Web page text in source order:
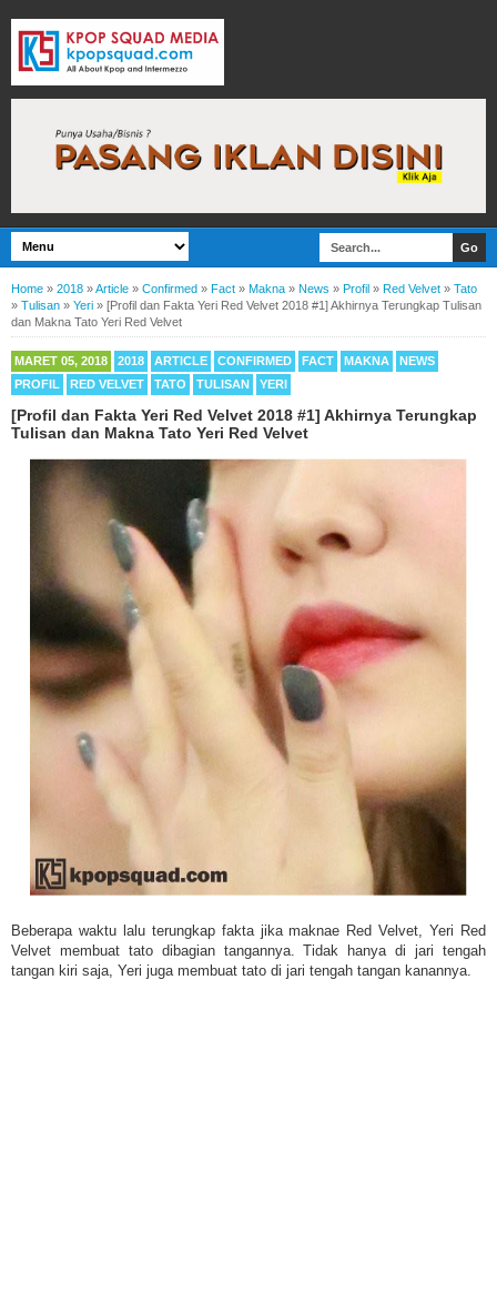
Home » 2018 »Article » Confirmed » Fact » Makna » News » Profil » Red Velvet » Tato
» Tulisan » Yeri » [Profil dan Fakta Yeri Red Velvet 2018 #1] Akhirnya Terungkap Tulisan
dan Makna Tato Yeri Red Velvet
MARET 05, 2018 2018 ARTICLE CONFIRMED FACT MAKNA
NEWS
PROFIL
RED VELVET TATO TULISAN YERI
[Profil dan Fakta Yeri Red Velvet 2018 #1] Akhirnya Terungkap
Tulisan dan Makna Tato Yeri Red Velvet
Beberapa waktu lalu terungkap fakta jika maknae Red Velvet, Yeri Red
Velvet membuat tato dibagian tangannya. Tidak hanya di jari tengah
tangan kiri saja, Yeri juga membuat tato di jari tengah tangan kanannya.